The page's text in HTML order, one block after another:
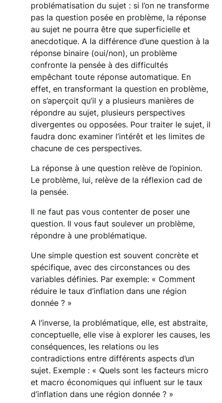
problématisation du sujet : si l’on ne transforme
pas la question posée en problème, la réponse
au sujet ne pourra être que superficielle et
anecdotique. A la différence d’une question à la
réponse binaire (oui/non), un problème
confronte la pensée à des difficultés
empêchant toute réponse automatique. En
effet, en transformant la question en problème,
on s’aperçoit qu’il y a plusieurs manières de
répondre au sujet, plusieurs perspectives
divergentes ou opposées. Pour traiter le sujet, il
faudra donc examiner l’intérêt et les limites de
chacune de ces perspectives.
La réponse à une question relève de l’opinion.
Le problème, lui, relève de la réflexion cad de
la pensée.
Il ne faut pas vous contenter de poser une
question. Il vous faut soulever un problème,
répondre à une problématique.
Une simple question est souvent concrète et
spécifique, avec des circonstances ou des
variables définies. Par exemple: « Comment
réduire le taux d’inflation dans une région
donnée ? »
A l’inverse, la problématique, elle, est abstraite,
conceptuelle, elle vise à explorer les causes, les
conséquences, les relations ou les
contradictions entre différents aspects d’un
sujet. Exemple : « Quels sont les facteurs micro
et macro économiques qui influent sur le taux
d’inflation dans une région donnée ? »